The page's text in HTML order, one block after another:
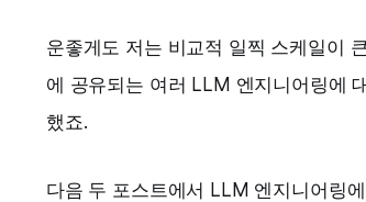
운좋게도 저는 비교적 일찍 스케일이
에 공유되는 여러 LLM 엔지니어링에
했죠.
다음 두 포스트에서 LLM 엔지니어링